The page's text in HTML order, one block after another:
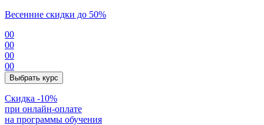
Весенние скидки до 50%
00
00
00
00
Выбрать курс
Cкидка -10%
при онлайн-оплате
на программы обучения